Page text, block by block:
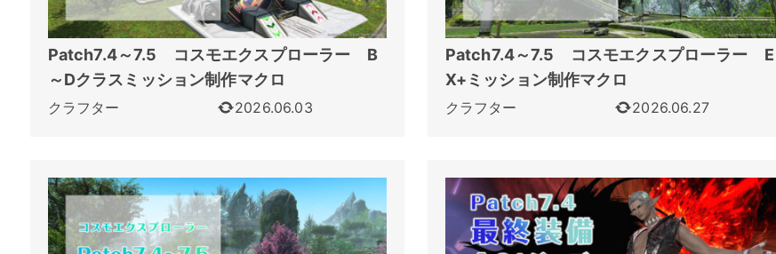
Patch7.4～7.5 コスモエクスプローラー B
～Dクラスミッション制作マクロ
クラフター 2026.06.03
Patch7.4～7.5 コスモエクスプローラー E
X+ミッション制作マクロ
クラフター 2026.06.27